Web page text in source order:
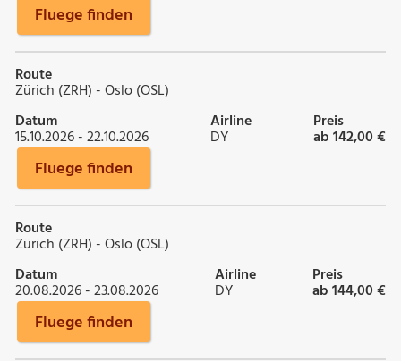
Fluege finden
Route
Zürich (ZRH) - Oslo (OSL)
Datum
15.10.2026 - 22.10.2026
Airline
DY
Preis
ab 142,00 €
Fluege finden
Route
Zürich (ZRH) - Oslo (OSL)
Datum
20.08.2026 - 23.08.2026
Airline
DY
Preis
ab 144,00 €
Fluege finden